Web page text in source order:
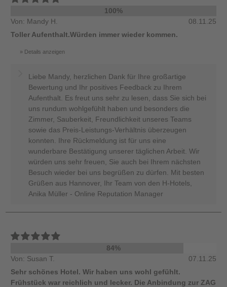
100%
Von: Mandy H.
08.11.25
Toller Aufenthalt.Würden immer wieder kommen.
Details anzeigen
Liebe Mandy, herzlichen Dank für Ihre großartige
Bewertung und Ihr positives Feedback zu Ihrem
Aufenthalt. Es freut uns sehr zu lesen, dass Sie sich bei
uns rundum wohlgefühlt haben und besonders die
Zimmer, Sauberkeit, Freundlichkeit unseres Teams
sowie das Preis-Leistungs-Verhältnis überzeugen
konnten. Ihre Rückmeldung ist für uns eine
wunderbare Bestätigung unserer täglichen Arbeit. Wir
würden uns sehr freuen, Sie auch bei Ihrem nächsten
Besuch wieder bei uns begrüßen zu dürfen. Mit besten
Grüßen aus Hannover, Ihr Team von den H-Hotels,
Anika Müller - Online Reputation Manager
84%
Von: Susan T.
07.11.25
Sehr schönes Hotel. Wir haben uns wohl gefühlt.
Frühstück war reichlich und lecker. Die Anbindung zur ZAG